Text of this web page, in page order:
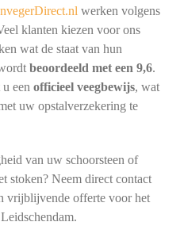
werken volgens
klanten kiezen voor ons
wat de staat van hun
beoordeeld met een 9,6.
een officieel veegbewijs, wat
uw opstalverzekering te
van uw schoorsteen of
stoken? Neem direct contact
vrijblijvende offerte voor het